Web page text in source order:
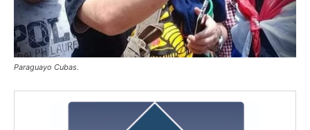
Paraguayo Cubas.